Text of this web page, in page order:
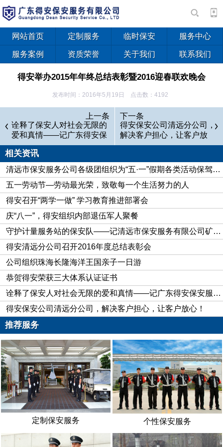
网站首页 定制服务 临时保安 服务中心
服务案例 资质荣誉 关于我们 联系我们
得安举办2015年年终总结表彰暨2016迎春联欢晚会
发布时间：2016年5月19日 点击数：4192
为喜迎新春，广东得安保安服务有限公司于2016年1月30日
举办“得安2015年年终总结表彰暨2016迎春联欢晚会”。公司董
事长、何利波副总经理上台致欢迎辞。晚会准备了丰盛的晚餐和
丰富的表彰奖励，同时多才多艺的得安员工在晚会上表演了唱
歌、跳舞、弹奏乐器、小品等节目，展现得安人多姿多彩、积很
向上的精神面貌。对参与表演的优秀节目公司给予表彰奖励。
上一条
诠释了保安人对社会无限的
爱和真情——记广东得安保
安服务有限公司清远分公
司“献血状元”李德
下一条
得安保安公司清远分公司，
解决客户担心，让客户放
心！
相关资讯
清远市保安服务公司各级团组织为“五·一”假期各类活动保驾护航
五一劳动节—劳动最光荣，致敬每一个生活努力的人
得安召开“两学一做” 学习教育推进部署会
庆“八一”，得安组织内部退伍军人聚餐
守护计量服务站的保安队——记清远市保安服务有限公司矿山保安大队
得安清远分公司召开2016年度总结表彰会
公司组织珠海长隆海洋王国亲子一日游
恭贺得安荣获三大体系认证证书
诠释了保安人对社会无限的爱和真情——记广东得安保安服务有限公司清远分公司“献血状元”李德
得安保安公司清远分公司，解决客户担心，让客户放心！
推荐服务
定制保安服务 个性保安服务